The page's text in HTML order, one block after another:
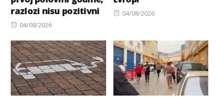
razlozi nisu pozitivni
Posted
04/08/2026
Posted
04/08/2026